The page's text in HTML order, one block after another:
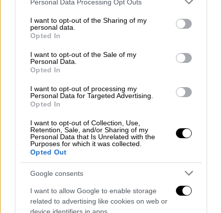
not limited to your visit or usage behaviour. You may click to
grant or deny consent to Google and its third-party tags to
use your data for below specified purposes in below Google
consent section.
Personal Data Processing Opt Outs
I want to opt-out of the Sharing of my
personal data.
Opted In
I want to opt-out of the Sale of my
Personal Data.
Opted In
I want to opt-out of processing my
Personal Data for Targeted Advertising.
Opted In
I want to opt-out of Collection, Use,
Retention, Sale, and/or Sharing of my
Personal Data that Is Unrelated with the
Purposes for which it was collected.
Opted Out
Google consents
I want to allow Google to enable storage
related to advertising like cookies on web or
ταινία, μπορούσες να μπεις στο Κολοσσαίο
δωρεάν. Την επόμενη χρονιά, ήρθε τεράστιος
αριθμός ανθρώπων» είπε.
Η ταινία ακολουθεί τον Λούσιους (Πολ
Μέσκαλ), γιο του Μάξιμους που υποδύθηκε ο
Ράσελ Κρόου στην πρώτη ταινία Gladiator.
Τώρα, ενήλικας, ζει στο αρχαίο βασίλειο της
βορειοδυτικής Αφρικής, τη Νουμιδία με νέα
πολιτική. Όπως και η πρώτη ταινία το
Gladiator IIεπικεντρώνεται σε θεαματικούς
αγώνες μονομάχων
Κολοσσαίο με αιχμάλωτους πολεμιστές
όπως ο Λούσιους εναντίον άλλων ανδρών
καθώς και ζώων.